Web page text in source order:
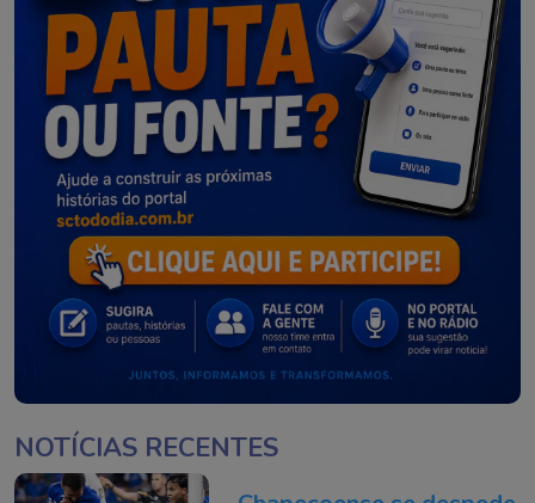
NOTÍCIAS RECENTES